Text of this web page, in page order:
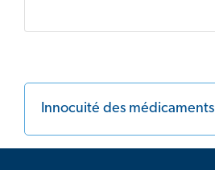
Innocuité des médicaments